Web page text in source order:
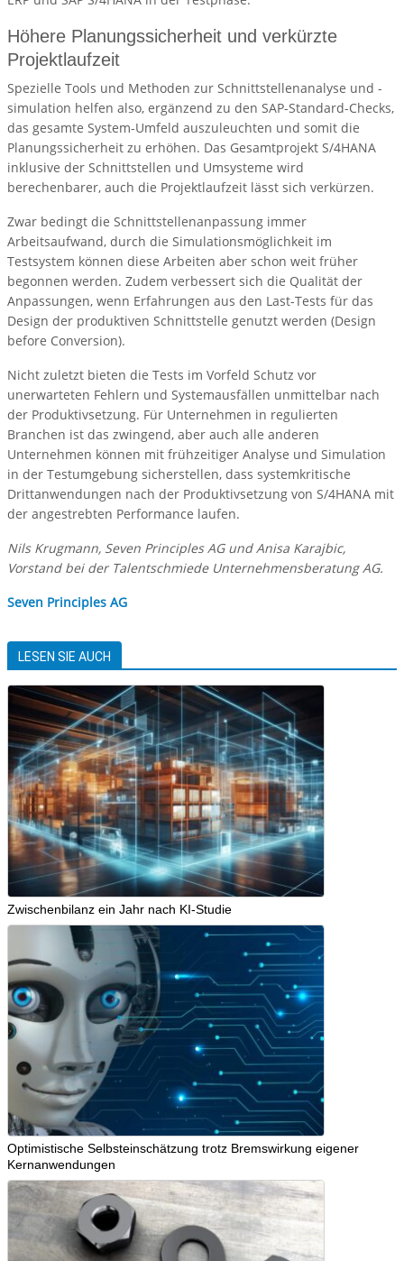
Höhere Planungssicherheit und verkürzte
Projektlaufzeit
Spezielle Tools und Methoden zur Schnittstellenanalyse und -
simulation helfen also, ergänzend zu den SAP-Standard-Checks,
das gesamte System-Umfeld auszuleuchten und somit die
Planungssicherheit zu erhöhen. Das Gesamtprojekt S/4HANA
inklusive der Schnittstellen und Umsysteme wird
berechenbarer, auch die Projektlaufzeit lässt sich verkürzen.
Zwar bedingt die Schnittstellenanpassung immer
Arbeitsaufwand, durch die Simulationsmöglichkeit im
Testsystem können diese Arbeiten aber schon weit früher
begonnen werden. Zudem verbessert sich die Qualität der
Anpassungen, wenn Erfahrungen aus den Last-Tests für das
Design der produktiven Schnittstelle genutzt werden (Design
before Conversion).
Nicht zuletzt bieten die Tests im Vorfeld Schutz vor
unerwarteten Fehlern und Systemausfällen unmittelbar nach
der Produktivsetzung. Für Unternehmen in regulierten
Branchen ist das zwingend, aber auch alle anderen
Unternehmen können mit frühzeitiger Analyse und Simulation
in der Testumgebung sicherstellen, dass systemkritische
Drittanwendungen nach der Produktivsetzung von S/4HANA mit
der angestrebten Performance laufen.
Nils Krugmann, Seven Principles AG und Anisa Karajbic,
Vorstand bei der Talentschmiede Unternehmensberatung AG.
Seven Principles AG
LESEN SIE AUCH
Zwischenbilanz ein Jahr nach KI-Studie
Optimistische Selbsteinschätzung trotz Bremswirkung eigener
Kernanwendungen